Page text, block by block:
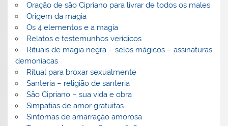
Oração de são Cipriano para livrar de todos os males
Origem da magia
Os 4 elementos e a magia
Relatos e testemunhos verídicos
Rituais de magia negra – selos mágicos – assinaturas
demoníacas
Ritual para broxar sexualmente
Santeria – religião de santeria
São Cipriano – sua vida e obra
Simpatias de amor gratuitas
Sintomas de amarração amorosa